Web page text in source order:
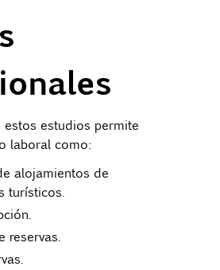
estudios permite
laboral como:
alojamientos de
turísticos.
reservas.